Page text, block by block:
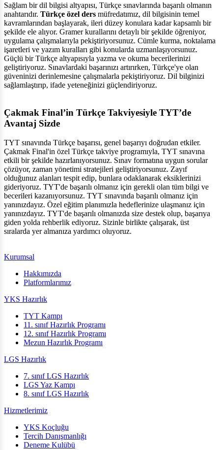
Sağlam bir dil bilgisi altyapısı, Türkçe sınavlarında başarılı olmanın
anahtarıdır. Türkçe özel ders müfredatımız, dil bilgisinin temel
kavramlarından başlayarak, ileri düzey konulara kadar kapsamlı bir
şekilde ele alıyor. Gramer kurallarını detaylı bir şekilde öğreniyor,
uygulama çalışmalarıyla pekiştiriyorsunuz. Cümle kurma, noktalama
işaretleri ve yazım kuralları gibi konularda uzmanlaşıyorsunuz.
Güçlü bir Türkçe altyapısıyla yazma ve okuma becerilerinizi
geliştiriyoruz. Sınavlardaki başarınızı artırırken, Türkçe'ye olan
güveninizi derinlemesine çalışmalarla pekiştiriyoruz. Dil bilginizi
sağlamlaştırıp, ifade yeteneğinizi güçlendiriyoruz.
Çakmak Final’in Türkçe Takviyesiyle TYT’de
Avantaj Sizde
TYT sınavında Türkçe başarısı, genel başarıyı doğrudan etkiler.
Çakmak Final'in özel Türkçe takviye programıyla, TYT sınavına
etkili bir şekilde hazırlanıyorsunuz. Sınav formatına uygun sorular
çözüyor, zaman yönetimi stratejileri geliştiriyorsunuz. Zayıf
olduğunuz alanları tespit edip, bunlara odaklanarak eksiklerinizi
gideriyoruz. TYT'de başarılı olmanız için gerekli olan tüm bilgi ve
becerileri kazanıyorsunuz. TYT sınavında başarılı olmanız için
yanınızdayız. Özel eğitim planımızla hedeflerinize ulaşmanız için
yanınızdayız. TYT'de başarılı olmanızda size destek olup, başarıya
giden yolda rehberlik ediyoruz. Sizinle birlikte çalışarak, üst
sıralarda yer almanıza yardımcı oluyoruz.
Kurumsal
Hakkımızda
Platformlarımız
YKS Hazırlık
TYT Kampı
11. sınıf Hazırlık Programı
12. sınıf Hazırlık Programı
Mezun Hazırlık Programı
LGS Hazırlık
7. sınıf LGS Hazırlık
LGS Yaz Kampı
8. sınıf LGS Hazırlık
Hizmetlerimiz
YKS Koçluğu
Tercih Danışmanlığı
Deneme Kulübü